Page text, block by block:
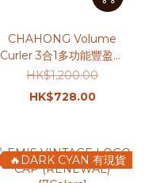
CHAHONG Volume
Curler 3合1多功能豐盈捲
髮棒 (限時送250mlLiquid
Mask🎁)
HK$1,200.00
HK$728.00
🔥DARK CYAN 有現貨